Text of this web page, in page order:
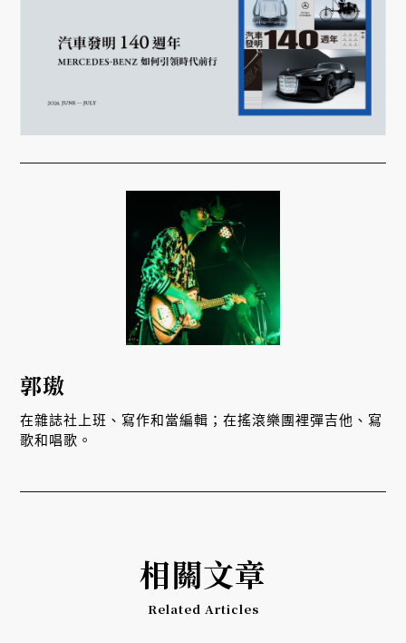
郭璈
在雜誌社上班、寫作和當編輯；在搖滾樂團裡彈吉他、寫
歌和唱歌。
相關文章
Related Articles